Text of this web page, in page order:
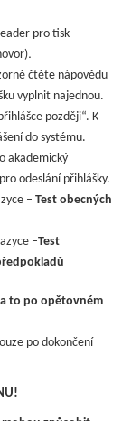
pro tisk
.
čtěte nápovědu
vyplnit najednou.
později“. K
do systému.
akademický
odeslání přihlášky.
– Test obecných
–Test
to po opětovném
po dokončení